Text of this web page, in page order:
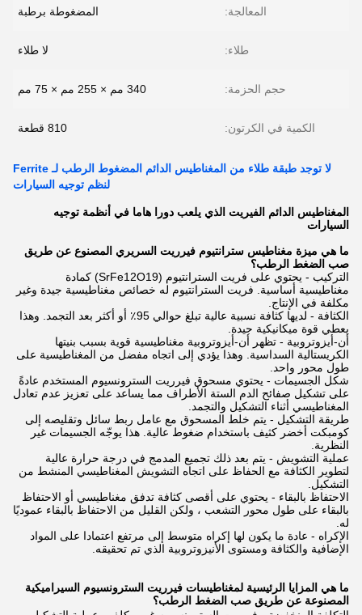
المعالجة: المضغوطة برطبة
طلاء: لا طلاء
حجم الحزمة: 340 مم × 255 مم × 75 مم
الكمية في الكرتون: 810 قطعة
لا توجد طبقة طلاء من المغناطيس الدائم المضغوط الرطب لـ Ferrite
لنظم توجيه السيارات
المغناطيس الدائم الفيريت الذي يلعب دورا هاما في أنظمة توجيه
السيارات
ما هي ميزة مغناطيس سترانتيوم فيرريت السريري المصنوع عن طريق
صب الضغط الرطب؟
التركيب - يحتوي على فريت السترانتيوم (SrFe12O19) كمادة
مغناطيسية أساسية. فريت السترانتيوم له خصائص مغناطيسية جيدة وغير
مكلفة في الإنتاج.
الكثافة - لديها كثافة نسبية عالية تبلغ حوالي 95٪ أو أكثر بعد التجمد. وهذا
يعطي قوة ميكانيكية جيدة.
أن-أيزوتروبية - تظهر أن-أيزوتروبية مغناطيسية قوية بسبب بنيتها
الكريستالية السداسية. وهذا يؤدي إلى اتجاه مفضل من المغناطيسية على
طول محور واحد.
شكل الجسيمات - يحتوي مسحوق فيرريت السترونسيوم المستخدم عادةً
على تشكيل صفائح الدم الستة الأطراف مما يساعد على تعزيز عدم تعادل
المغناطيسي أثناء التشكيل والتجمد.
طريقة التشكيل - يتم خلط المسحوق مع عامل ربط سائل وتقليصه إلى
كومبكت أخضر كثيف باستخدام ضغوط عالية. هذا يوجّه الجسيمات غير
النظرية.
عملية التشويش - يتم بعد ذلك تجميع المدمج في درجة حرارة عالية
لتطوير الكثافة مع الحفاظ على اتجاه التشويش المغناطيسي المنشط من
التشكيل.
الاحتفاظ بالبقاء - يحتوي على أقصى كثافة تدفق مغناطيسي أو الاحتفاظ
بالبقاء على طول محور التشعب ، ولكن القليل من الاحتفاظ بالبقاء عموديًا
له.
الإكراه - عادة ما يكون لها إكراه متوسط إلى مرتفع اعتمادا على المواد
الإضافية والكثافة ومستوى الأنيزوتروبية الذي تم تحقيقه.
ما هي المزايا الرئيسية لمغناطيسات فيرريت السترونسيوم السيراميكية
المصنوعة عن طريق صب الضغط الرطب؟